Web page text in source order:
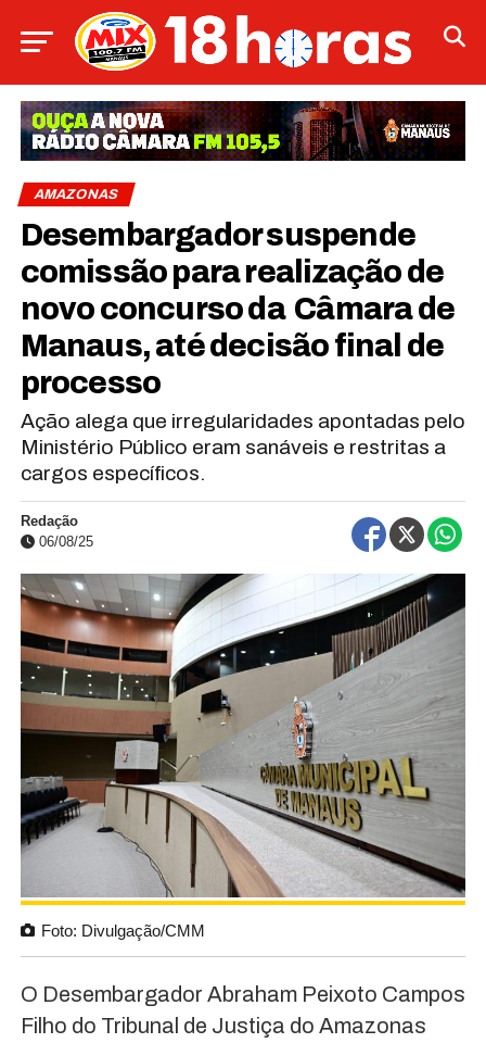
AMAZONAS
Desembargador suspende
comissão para realização de
novo concurso da Câmara de
Manaus, até decisão final de
processo
Ação alega que irregularidades apontadas pelo
Ministério Público eram sanáveis e restritas a
cargos específicos.
Redação
06/08/25
Foto: Divulgação/CMM
O Desembargador Abraham Peixoto Campos
Filho do Tribunal de Justiça do Amazonas